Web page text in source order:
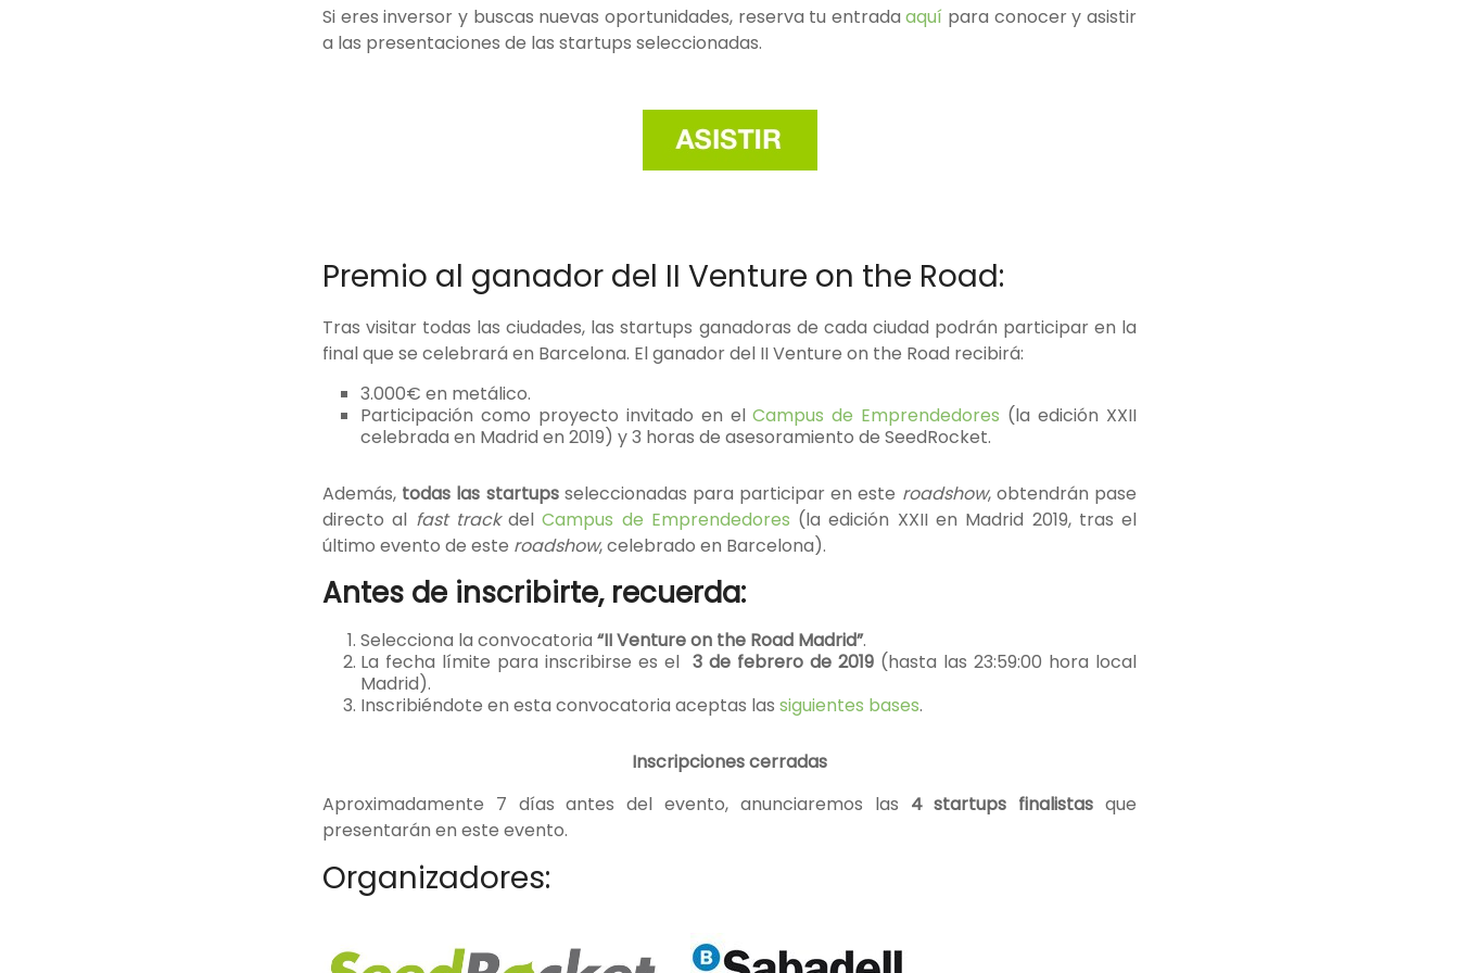
Si eres inversor y buscas nuevas oportunidades, reserva tu entradaaquí para conocer y asistir
a las presentaciones de las startups seleccionadas.
Premio al ganador del II Venture on the Road:
Tras visitar todas las ciudades, las startups ganadoras de cada ciudad podrán participar en la
final que se celebrará en Barcelona. El ganador del II Venture on the Road recibirá:
3.000€ en metálico.
Participación como proyecto invitado en elCampus de Emprendedores (la edición XXII
celebrada en Madrid en 2019) y 3 horas de asesoramiento de SeedRocket.
Además, todas las startups seleccionadas para participar en este roadshow, obtendrán pase
directo al fast trackdelCampus de Emprendedores (la edición XXII en Madrid 2019, tras el
último evento de este roadshow, celebrado en Barcelona).
Antes de inscribirte, recuerda:
Selecciona la convocatoria “II Venture on the Road Madrid”.
La fecha límite para inscribirse es el 3 de febrero de 2019 (hasta las 23:59:00 hora local
Madrid).
Inscribiéndote en esta convocatoria aceptas las siguientes bases.
Inscripciones cerradas
Aproximadamente 7 días antes del evento, anunciaremos las 4 startups finalistas que
presentarán en este evento.
Organizadores: